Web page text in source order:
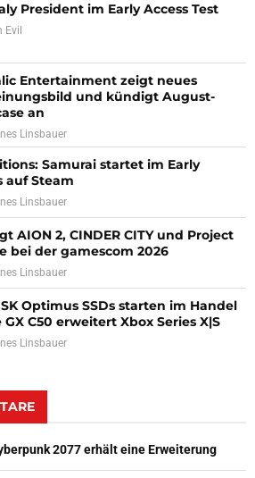
President im Early Access Test
Evil
Entertainment zeigt neues
und kündigt August-
an
Linsbauer
Samurai startet im Early
auf Steam
Linsbauer
AION 2, CINDER CITY und Project
bei der gamescom 2026
Linsbauer
Optimus SSDs starten im Handel
GX C50 erweitert Xbox Series X|S
Linsbauer
2077 erhält eine Erweiterung